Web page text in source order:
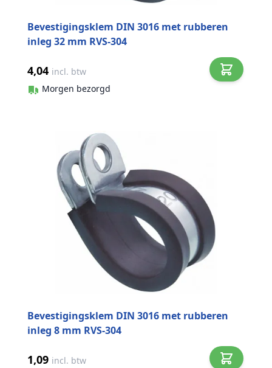
Bevestigingsklem DIN 3016 met rubberen
inleg 32 mm RVS-304
4,04 incl. btw
Morgen bezorgd
Bevestigingsklem DIN 3016 met rubberen
inleg 8 mm RVS-304
1,09 incl. btw